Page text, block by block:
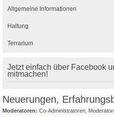
Allgemeine Informationen
Haltung
Terrarium
Jetzt einfach über Facebook
mitmachen!
Neuerungen,
Moderatoren: Co-Administratoren